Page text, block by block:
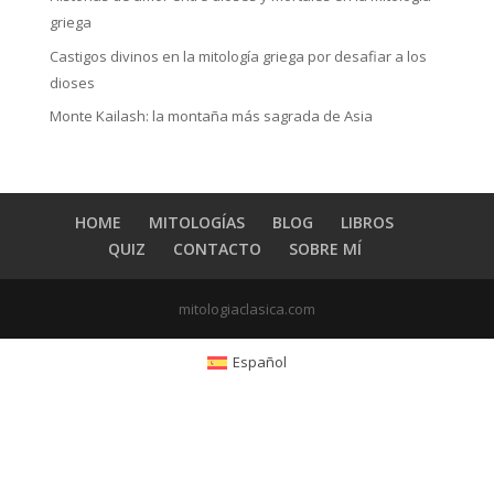
griega
Castigos divinos en la mitología griega por desafiar a los
dioses
Monte Kailash: la montaña más sagrada de Asia
HOME MITOLOGÍAS BLOG
LIBROS
QUIZ
CONTACTO SOBRE MÍ
mitologiaclasica.com
Español